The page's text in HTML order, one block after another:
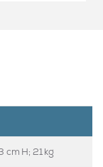
cm H; 21 kg